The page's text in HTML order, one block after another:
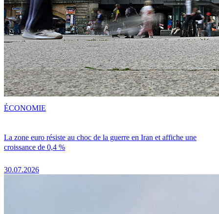
La zone euro résiste au choc de la guerre en Iran et affiche une
croissance de 0,4 %
30.07.2026
ÉCONOMIE